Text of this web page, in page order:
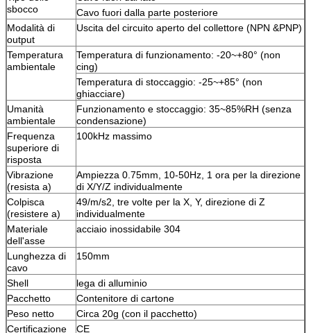
sbocco
Cavo fuori dalla parte posteriore
Modalità di
output
Uscita del circuito aperto del collettore (NPN &PNP)
Temperatura
ambientale
Temperatura di funzionamento: -20~+80° (non
cing)
Temperatura di stoccaggio: -25~+85° (non
ghiacciare)
Umanità
ambientale
Funzionamento e stoccaggio: 35~85%RH (senza
condensazione)
Frequenza
superiore di
risposta
100kHz massimo
Vibrazione
(resista a)
Ampiezza 0.75mm, 10-50Hz, 1 ora per la direzione
di X/Y/Z individualmente
Colpisca
(resistere a)
49/m/s2, tre volte per la X, Y, direzione di Z
individualmente
Materiale
dell'asse
acciaio inossidabile 304
Lunghezza di
cavo
150mm
Shell
lega di alluminio
Pacchetto
Contenitore di cartone
Peso netto
Circa 20g (con il pacchetto)
Certificazione
CE